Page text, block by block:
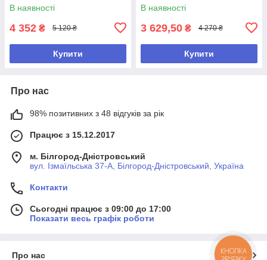
В наявності
4 352 ₴ 5 120 ₴
Купити
В наявності
3 629,50 ₴ 4 270 ₴
Купити
Про нас
98% позитивних з 48 відгуків за рік
Працює з 15.12.2017
м. Білгород-Дністровський
вул. Ізмаїльська 37-А, Білгород-Дністровський, Україна
Контакти
Сьогодні працює з 09:00 до 17:00
Показати весь графік роботи
Про нас
КНОПКА